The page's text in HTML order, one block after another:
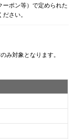
ーポン等）で定められた
さい。
み対象となります。